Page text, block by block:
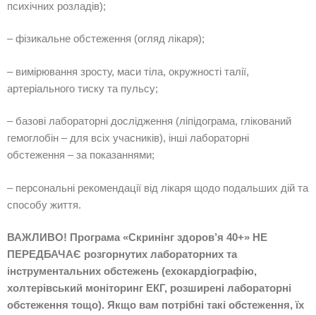
психічних розладів);
– фізикальне обстеження (огляд лікаря);
– вимірювання зросту, маси тіла, окружності талії,
артеріального тиску та пульсу;
– базові лабораторні дослідження (ліпідограма, глікований
гемоглобін – для всіх учасників), інші лабораторні
обстеження – за показаннями;
– персональні рекомендації від лікаря щодо подальших дій та
способу життя.
ВАЖЛИВО! Програма «Скринінг здоров’я 40+» НЕ
ПЕРЕДБАЧАЄ розгорнутих лабораторних та
інструментальних обстежень (ехокардіографію,
холтерівський моніторинг ЕКГ, розширені лабораторні
обстеження тощо). Якщо вам потрібні такі обстеження, їх